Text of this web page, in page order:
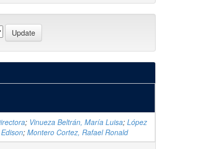
; Vinueza Beltrán, María Luisa; López
; Montero Cortez, Rafael Ronald